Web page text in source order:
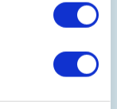
kjedelig å